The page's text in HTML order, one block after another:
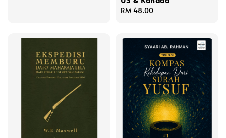
Regular
RM 48.00